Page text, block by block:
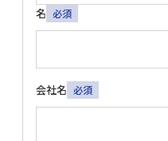
名 必須
会社名 必須